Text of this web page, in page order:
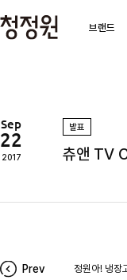
브랜드
Sep
22
2017
발표
츄앤 TV
Prev 정원아! 냉장